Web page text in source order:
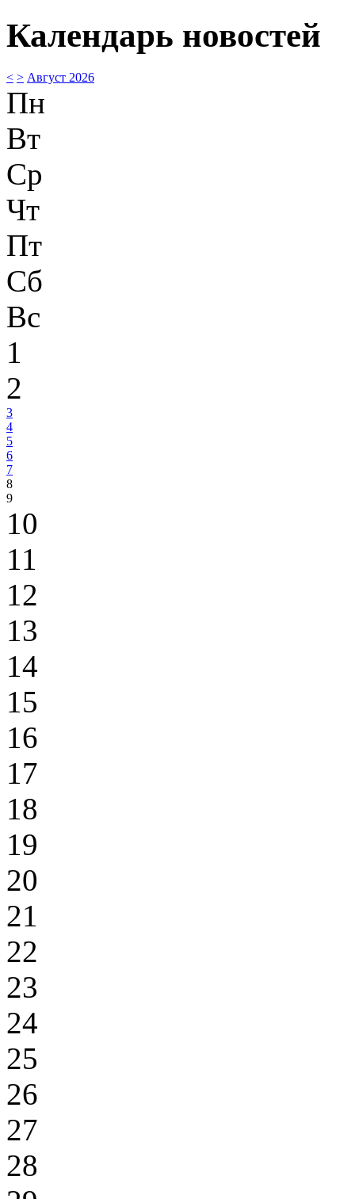
Календарь новостей
< > Август 2026
Пн
Вт
Ср
Чт
Пт
Сб
Вс
1
2
3
4
5
6
7
8
9
10
11
12
13
14
15
16
17
18
19
20
21
22
23
24
25
26
27
28